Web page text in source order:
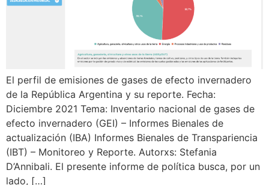
El perfil de emisiones de gases de efecto invernadero
de la República Argentina y su reporte. Fecha:
Diciembre 2021 Tema: Inventario nacional de gases de
efecto invernadero (GEI) – Informes Bienales de
actualización (IBA) Informes Bienales de Transpariencia
(IBT) – Monitoreo y Reporte. Autorxs: Stefania
D’Annibali. El presente informe de política busca, por un
lado, […]